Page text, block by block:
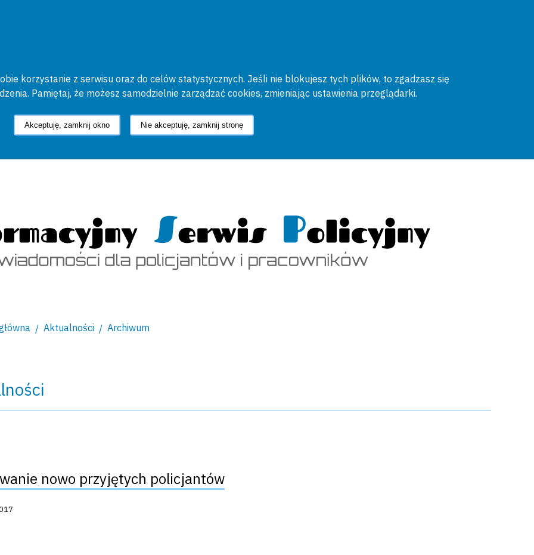
korzystanie z serwisu oraz do celów statystycznych. Jeśli nie blokujesz tych plików, to zgadzasz się
Pamiętaj, że możesz samodzielnie zarządzać cookies, zmieniając ustawienia przeglądarki.
Akceptuję, zamknij okno Nie akceptuję, zamknij stronę
Aktualności Archiwum
nowo przyjętych policjantów